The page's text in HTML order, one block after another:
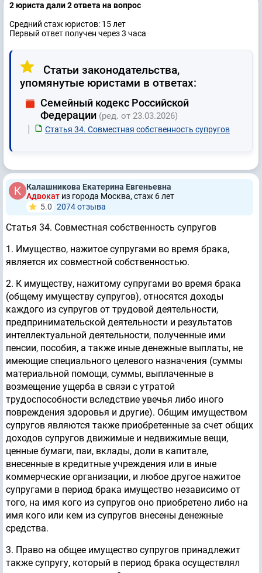
2 юристa дали 2 ответa на вопрос
Средний стаж юристов: 15 лет
Первый ответ получен через 3 часа
Статьи законодательства,
упомянутые юристами в ответах:
Семейный кодекс Российской
Федерации (ред. от 23.03.2026)
Статья 34. Совместная собственность супругов
Калашникова Екатерина Евгеньевна
Адвокат из города Москва, стаж 6 лет
5.0 2074 отзывa
Статья 34. Совместная собственность супругов
1. Имущество, нажитое супругами во время брака,
является их совместной собственностью.
2. К имуществу, нажитому супругами во время брака
(общему имуществу супругов), относятся доходы
каждого из супругов от трудовой деятельности,
предпринимательской деятельности и результатов
интеллектуальной деятельности, полученные ими
пенсии, пособия, а также иные денежные выплаты, не
имеющие специального целевого назначения (суммы
материальной помощи, суммы, выплаченные в
возмещение ущерба в связи с утратой
трудоспособности вследствие увечья либо иного
повреждения здоровья и другие). Общим имуществом
супругов являются также приобретенные за счет общих
доходов супругов движимые и недвижимые вещи,
ценные бумаги, паи, вклады, доли в капитале,
внесенные в кредитные учреждения или в иные
коммерческие организации, и любое другое нажитое
супругами в период брака имущество независимо от
того, на имя кого из супругов оно приобретено либо на
имя кого или кем из супругов внесены денежные
средства.
3. Право на общее имущество супругов принадлежит
также супругу, который в период брака осуществлял